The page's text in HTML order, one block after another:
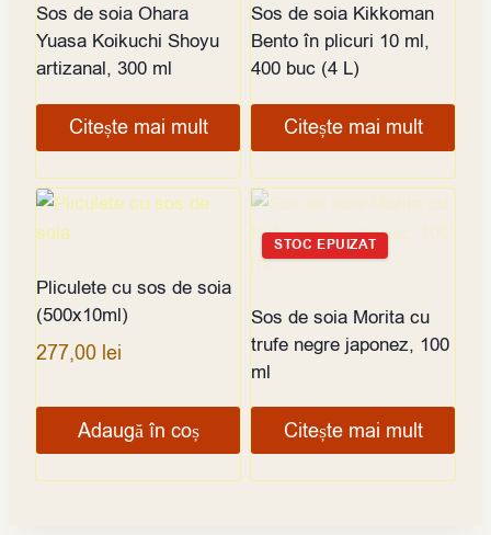
Sos de soia Ohara
Yuasa Koikuchi Shoyu
artizanal, 300 ml
Citește mai mult
Sos de soia Kikkoman
Bento în plicuri 10 ml,
400 buc (4 L)
Citește mai mult
Pliculete cu sos de soia
(500x10ml)
277,00 lei
Adaugă în coș
STOC EPUIZAT
Sos de soia Morita cu
trufe negre japonez, 100
ml
Citește mai mult